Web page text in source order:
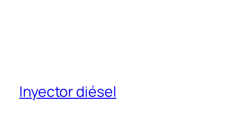
Inyector diésel